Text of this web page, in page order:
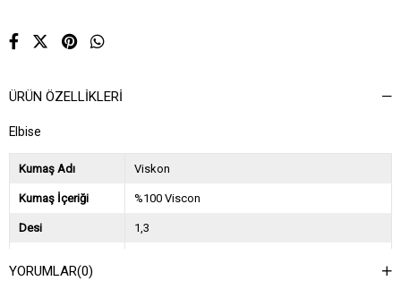
ÜRÜN ÖZELLIKLERI
Elbise
Kumaş Adı Viskon
Kumaş İçeriği %100 Viscon
Desi 1,3
YORUMLAR(0)